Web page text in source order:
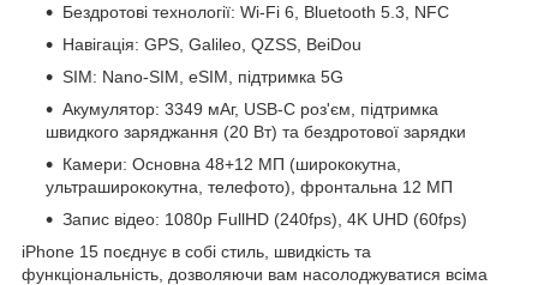
Бездротові технології: Wi-Fi 6, Bluetooth 5.3, NFC
Навігація: GPS, Galileo, QZSS, BeiDou
SIM: Nano-SIM, eSIM, підтримка 5G
Акумулятор: 3349 мАг, USB-C роз'єм, підтримка
швидкого заряджання (20 Вт) та бездротової зарядки
Камери: Основна 48+12 МП (ширококутна,
ультраширококутна, телефото), фронтальна 12 МП
Запис відео: 1080p FullHD (240fps), 4K UHD (60fps)
iPhone 15 поєднує в собі стиль, швидкість та
функціональність, дозволяючи вам насолоджуватися всіма